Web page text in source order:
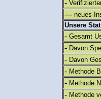
-
--- neues
Unsere
- Gesamt
- Davon
- Davon
- Methode
- Methode
- Methode